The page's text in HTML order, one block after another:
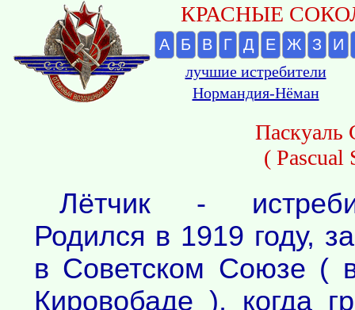
КРАСНЫЕ
А Б В Г Д Е Ж З И
лучшие истребители
Нормандия-Нёман
Паскуаль
( Pascual
Лётчик -
Родился в 1919 году,
в Советском Союзе (
Кировобаде ), когда